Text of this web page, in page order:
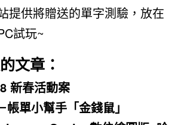
提供將贈送的單字測驗，放在
試玩~
文章：
新春活動案
單小幫手「金錢鼠」